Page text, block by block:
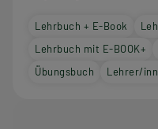
Lehrbuch + E-Book
Lehrbuch mit E-BOOK+
Übungsbuch
Lehrer/